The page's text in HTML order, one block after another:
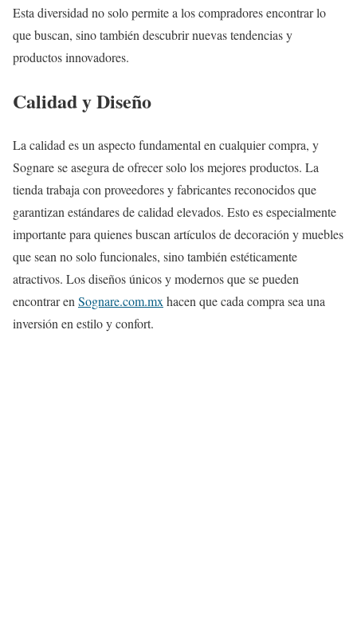
Esta diversidad no solo permite a los compradores encontrar lo
que buscan, sino también descubrir nuevas tendencias y
productos innovadores.
Calidad y Diseño
La calidad es un aspecto fundamental en cualquier compra, y
Sognare se asegura de ofrecer solo los mejores productos. La
tienda trabaja con proveedores y fabricantes reconocidos que
garantizan estándares de calidad elevados. Esto es especialmente
importante para quienes buscan artículos de decoración y muebles
que sean no solo funcionales, sino también estéticamente
atractivos. Los diseños únicos y modernos que se pueden
encontrar en Sognare.com.mx hacen que cada compra sea una
inversión en estilo y confort.